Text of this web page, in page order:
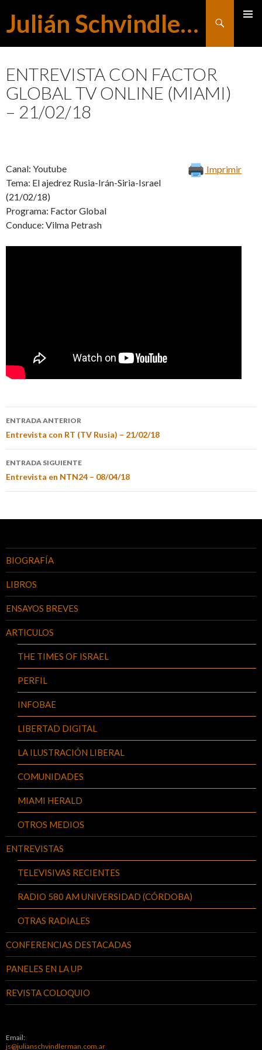
Julián Schvindlerman
Buscar
AL
ENTREVISTA CON FACTOR
GLOBAL TV ONLINE (MIAMI)
– 21/02/18
Imprimir
Canal: Youtube
Tema: El ajedrez Rusia-Irán-Siria-Israel
(21/02/18)
Programa: Factor Global
Conduce: Vilma Petrash
ENTRADA ANTERIOR
Entrevista con RT (TV Rusia) – 21/02/18
ENTRADA SIGUIENTE
Entrevista en NTN24 – 08/04/18
BIOGRAFÍA
LIBROS
ENSAYOS BREVES
ARTICULOS
THE TIMES OF ISRAEL
PERFIL
INFOBAE
LIBERTAD DIGITAL
LA ILUSTRACIÓN LIBERAL
COMUNIDADES
MIAMI HERALD
OTROS MEDIOS
ENTREVISTAS
TELEVISIVAS RECIENTES
RADIO 580 AM UNIVERSIDAD (CÓRDOBA)
OTRAS RADIALES
CONFERENCIAS DESTACADAS
PANELES EN LA UP
REVISTA COLOQUIO
Email:
js@julianschvindlerman.com.ar